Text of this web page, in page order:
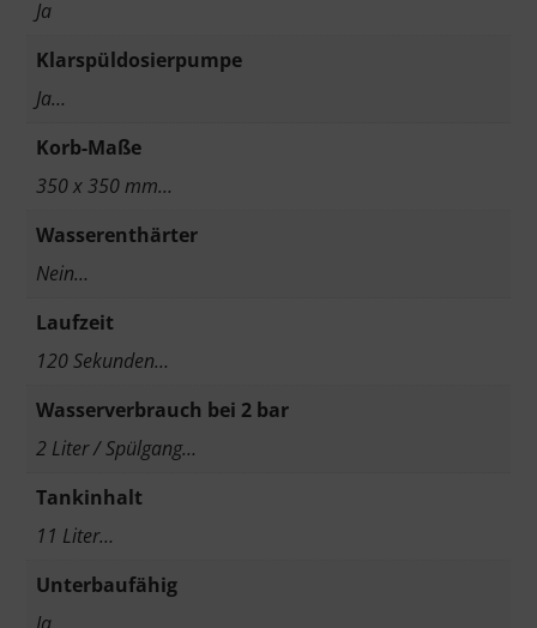
Ja
Klarspüldosierpumpe
Ja…
Korb-Maße
350 x 350 mm…
Wasserenthärter
Nein…
Laufzeit
120 Sekunden…
Wasserverbrauch bei 2 bar
2 Liter / Spülgang…
Tankinhalt
11 Liter…
Unterbaufähig